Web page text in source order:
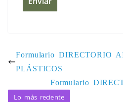
Formulario DIRECTORIO
PLÁSTICOS
Formulario
Lo más reciente